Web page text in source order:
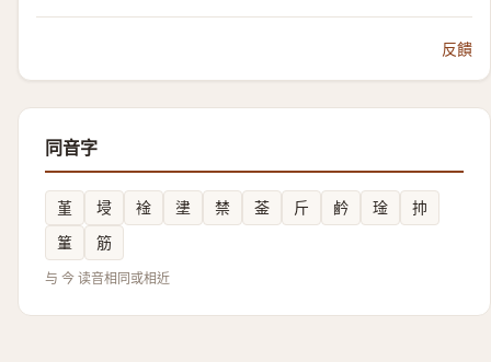
反饋
同音字
堇 埐 䘳 堻 禁 菳 斤 鹶 琻
㧆
䈽
筋
与 今 读音相同或相近